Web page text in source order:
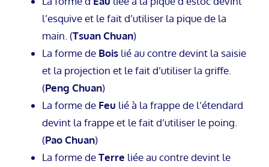
l’esquive et le fait d’utiliser la pique de la
main. (Tsuan Chuan)
La forme de Bois lié au contre devint la saisie
et la projection et le fait d’utiliser la griffe.
(Peng Chuan)
La forme de Feu lié à la frappe de l’étendard
devint la frappe et le fait d’utiliser le poing.
(Pao Chuan)
La forme deTerre liée au contre devint le